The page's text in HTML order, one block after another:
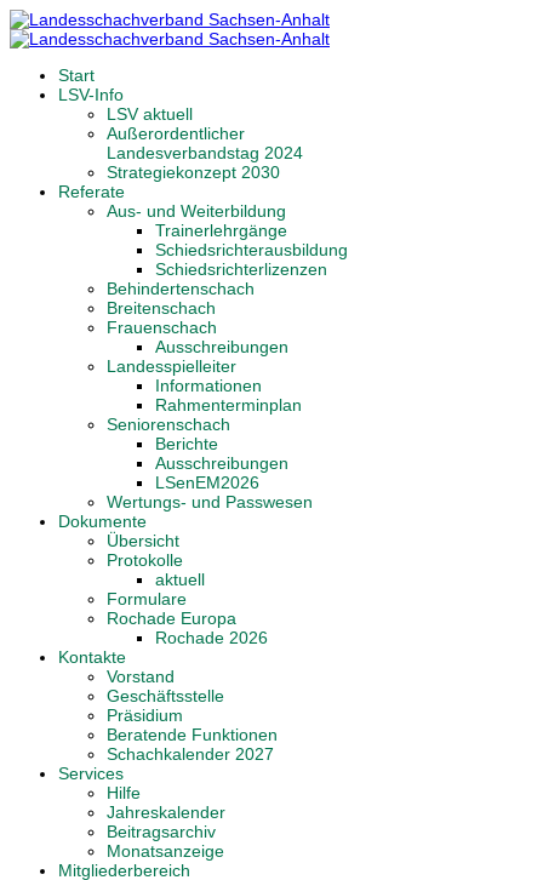
Start
LSV-Info
LSV aktuell
Außerordentlicher
Landesverbandstag 2024
Strategiekonzept 2030
Referate
Aus- und Weiterbildung
Trainerlehrgänge
Schiedsrichterausbildung
Schiedsrichterlizenzen
Behindertenschach
Breitenschach
Frauenschach
Ausschreibungen
Landesspielleiter
Informationen
Rahmenterminplan
Seniorenschach
Berichte
Ausschreibungen
LSenEM2026
Wertungs- und Passwesen
Dokumente
Übersicht
Protokolle
aktuell
Formulare
Rochade Europa
Rochade 2026
Kontakte
Vorstand
Geschäftsstelle
Präsidium
Beratende Funktionen
Schachkalender 2027
Services
Hilfe
Jahreskalender
Beitragsarchiv
Monatsanzeige
Mitgliederbereich